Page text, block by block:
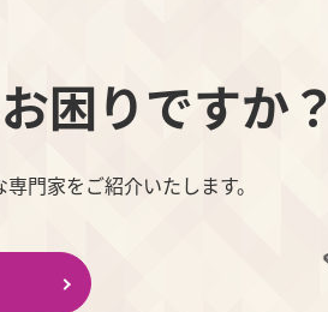
困りですか？
門家をご紹介いたします。